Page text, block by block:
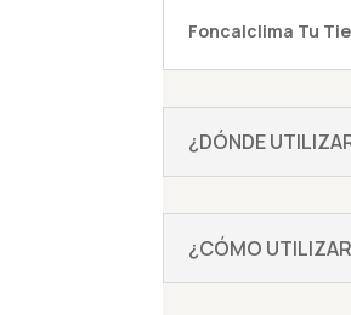
Foncalclima Tu
¿DÓNDE
¿CÓMO